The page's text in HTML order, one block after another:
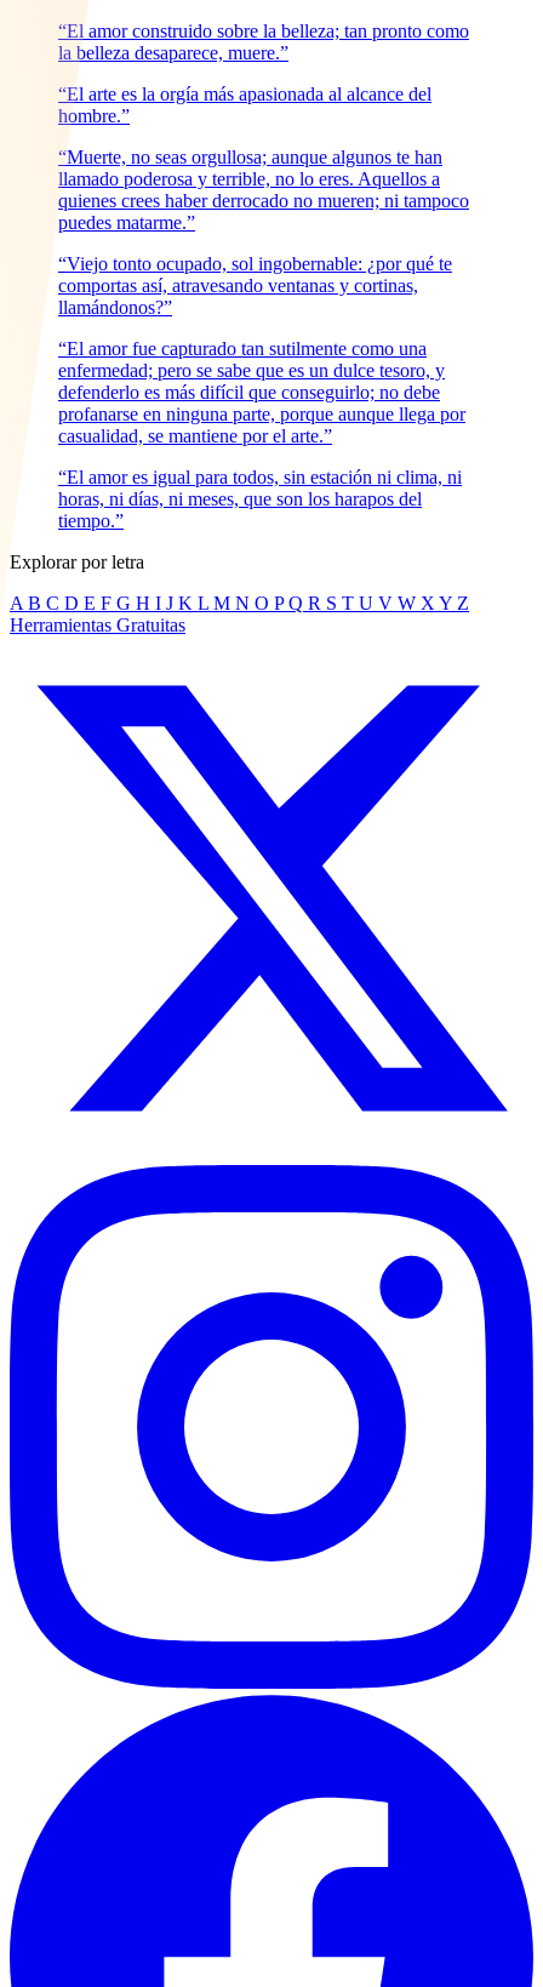
“El amor construido sobre la belleza; tan pronto como
la belleza desaparece, muere.”
“El arte es la orgía más apasionada al alcance del
hombre.”
“Muerte, no seas orgullosa; aunque algunos te han
llamado poderosa y terrible, no lo eres. Aquellos a
quienes crees haber derrocado no mueren; ni tampoco
puedes matarme.”
“Viejo tonto ocupado, sol ingobernable: ¿por qué te
comportas así, atravesando ventanas y cortinas,
llamándonos?”
“El amor fue capturado tan sutilmente como una
enfermedad; pero se sabe que es un dulce tesoro, y
defenderlo es más difícil que conseguirlo; no debe
profanarse en ninguna parte, porque aunque llega por
casualidad, se mantiene por el arte.”
“El amor es igual para todos, sin estación ni clima, ni
horas, ni días, ni meses, que son los harapos del
tiempo.”
Explorar por letra
A B C D E F G H I J K L M N O P Q R S T U V W X Y Z
Herramientas Gratuitas